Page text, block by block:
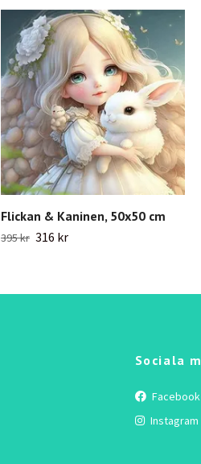
Flickan & Kaninen, 50x50 cm
395 kr 316 kr
Sociala
Facebook
Instagram